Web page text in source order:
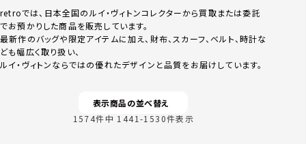
retroでは、日本全国のルイ・ヴィトンコレクターから買取または委託
でお預かりした商品を販売しています。
最新作のバッグや限定アイテムに加え、財布、スカーフ、ベルト、時計な
ども幅広く取り扱い、
ルイ・ヴィトンならではの優れたデザインと品質をお届けしています。
表示商品の並べ替え
1574件中 1441 -1530件表示